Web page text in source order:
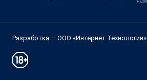
Разработка — ООО «Интернет Технологии»